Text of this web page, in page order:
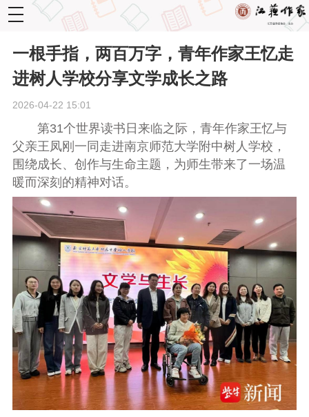
toggle
navigation
一根手指，两百万字，青年作家王忆走
进树人学校分享文学成长之路
2026-04-22 15:01
第31个世界读书日来临之际，青年作家王忆与
父亲王凤刚一同走进南京师范大学附中树人学校，
围绕成长、创作与生命主题，为师生带来了一场温
暖而深刻的精神对话。